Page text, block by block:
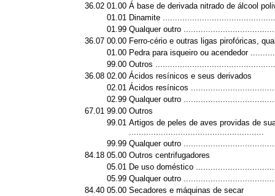
36.02 01.00 Á base de derivada nitrado de álcool
01.01 Dinamite
01.99 Qualquer outro
36.07 00.00 Ferro-cério e outras ligas pirofóricas,
01.00 Pedra para isqueiro ou acendedor
99.00 Outros
36.08 02.00 Ácidos resínicos e seus derivados
02.01 Ácidos resínicos
02.99 Qualquer outro
67.01 99.00 Outros
99.01 Artigos de peles de aves providas de
99.99 Qualquer outro
84.18 05.00 Outros centrifugadores
05.01 De uso doméstico
05.99 Qualquer outro
84.40 05.00 Secadores e máquinas de secar